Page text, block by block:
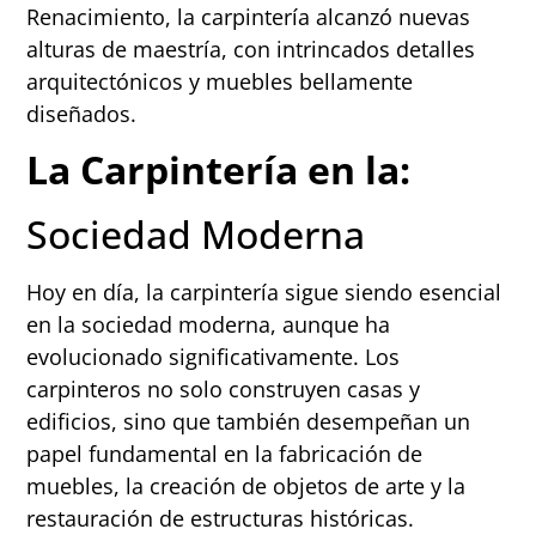
Renacimiento, la carpintería alcanzó nuevas
alturas de maestría, con intrincados detalles
arquitectónicos y muebles bellamente
diseñados.
La Carpintería en la:
Sociedad Moderna
Hoy en día, la carpintería sigue siendo esencial
en la sociedad moderna, aunque ha
evolucionado significativamente. Los
carpinteros no solo construyen casas y
edificios, sino que también desempeñan un
papel fundamental en la fabricación de
muebles, la creación de objetos de arte y la
restauración de estructuras históricas.